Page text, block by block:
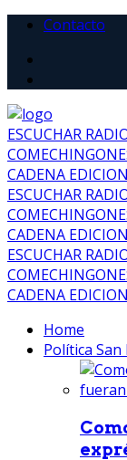
Contacto
ESCUCHAR
CADENA EDICION
ESCUCHAR
CADENA EDICION
ESCUCHAR
CADENA EDICION
Home
Política San